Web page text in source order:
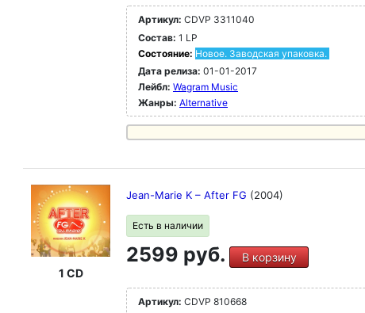
Артикул: CDVP 3311040
Состав: 1 LP
Состояние: Новое. Заводская упаковка.
Дата релиза: 01-01-2017
Лейбл: Wagram Music
Жанры: Alternative
1 CD
Jean-Marie K ‎– After FG (2004)
Есть в наличии
2599 руб. В корзину
Артикул: CDVP 810668